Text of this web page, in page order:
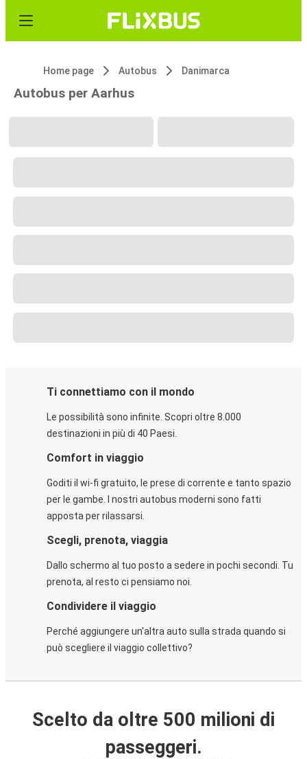
Home page Autobus Danimarca
Autobus per Aarhus
Ti connettiamo con il mondo
Le possibilità sono infinite. Scopri oltre 8.000
destinazioni in più di 40 Paesi.
Comfort in viaggio
Goditi il wi-fi gratuito, le prese di corrente e tanto spazio
per le gambe. I nostri autobus moderni sono fatti
apposta per rilassarsi.
Scegli, prenota, viaggia
Dallo schermo al tuo posto a sedere in pochi secondi. Tu
prenota, al resto ci pensiamo noi.
Condividere il viaggio
Perché aggiungere un'altra auto sulla strada quando si
può scegliere il viaggio collettivo?
Scelto da oltre 500 milioni di
passeggeri.